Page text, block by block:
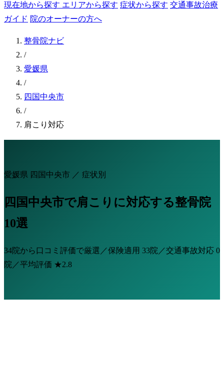
現在地から探す エリアから探す 症状から探す 交通事故治療
ガイド 院のオーナーの方へ
整骨院ナビ
/
愛媛県
/
四国中央市
/
肩こり対応
愛媛県 四国中央市 ／ 症状別
四国中央市で肩こりに対応する整骨院
10選
34院から口コミ評価で厳選／保険適用 33院 ／交通事故対応 0
院 ／平均評価 ★2.8